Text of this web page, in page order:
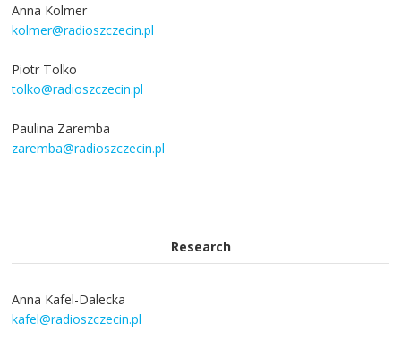
Anna Kolmer
kolmer@radioszczecin.pl
Piotr Tolko
tolko@radioszczecin.pl
Paulina Zaremba
zaremba@radioszczecin.pl
Research
Anna Kafel-Dalecka
kafel@radioszczecin.pl